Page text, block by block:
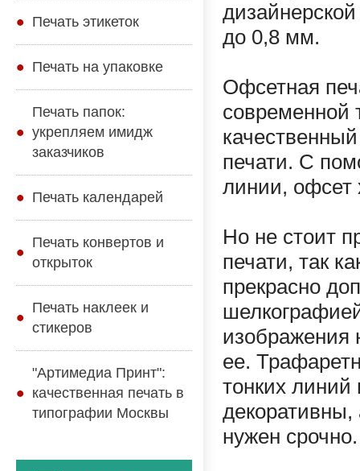
Печать этикеток
Печать на упаковке
Печать папок:
укрепляем имидж
заказчиков
Печать календарей
Печать конвертов и
открыток
Печать наклеек и
стикеров
"Артимедиа Принт":
качественная печать в
типографии Москвы
до 0,8 мм.
Офсетная
современной
печати. С
линии, офсет
Но не стоит
печати, так
прекрасно
изображения
ее.
тонких линий
нужен срочно.